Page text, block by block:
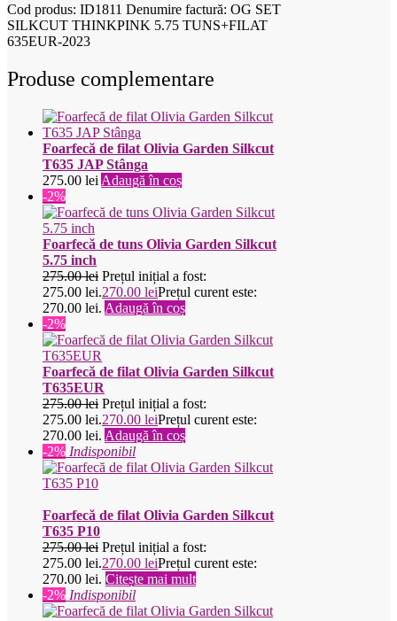
Cod produs: ID1811 Denumire factură: OG SET
SILKCUT THINKPINK 5.75 TUNS+FILAT
635EUR-2023
Produse complementare
Foarfecă de filat Olivia Garden Silkcut
T635 JAP Stânga
275.00 lei Adaugă în coș
-2%
Foarfecă de tuns Olivia Garden Silkcut
5.75 inch
275.00lei Prețul inițial a fost:
275.00 lei.270.00 leiPrețul curent este:
270.00 lei. Adaugă în coș
-2%
Foarfecă de filat Olivia Garden Silkcut
T635EUR
275.00lei Prețul inițial a fost:
275.00 lei.270.00 leiPrețul curent este:
270.00 lei. Adaugă în coș
-2% Indisponibil
Foarfecă de filat Olivia Garden Silkcut
T635 P10
275.00lei Prețul inițial a fost:
275.00 lei.270.00 leiPrețul curent este:
270.00 lei. Citește mai mult
-2% Indisponibil